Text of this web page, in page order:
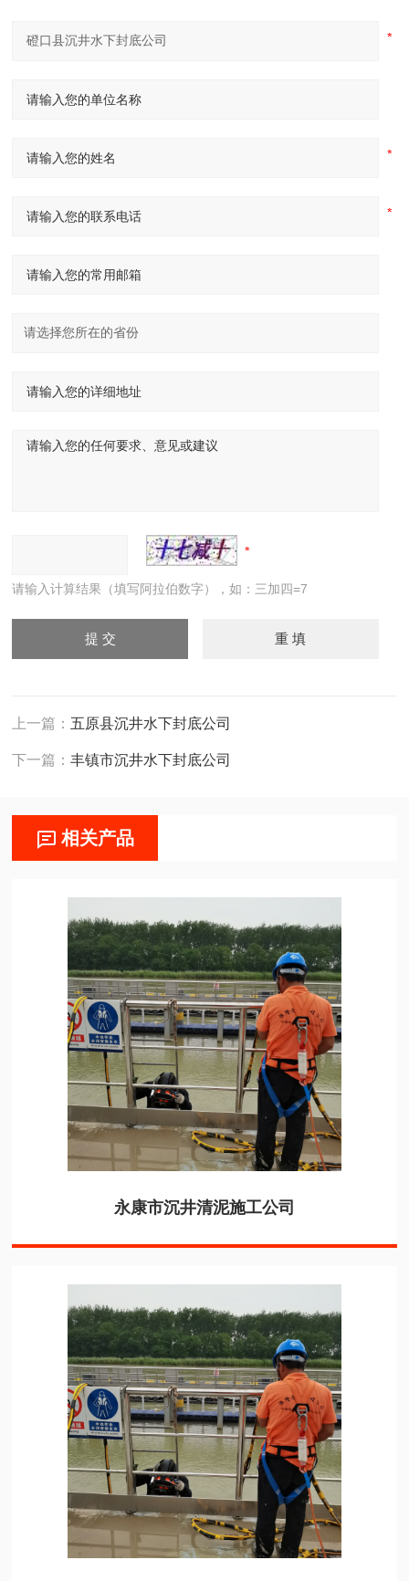
请输入计算结果（填写阿拉伯数字），如：三加四=7
上一篇： 五原县沉井水下封底公司
下一篇：丰镇市沉井水下封底公司
相关产品
永康市沉井清泥施工公司